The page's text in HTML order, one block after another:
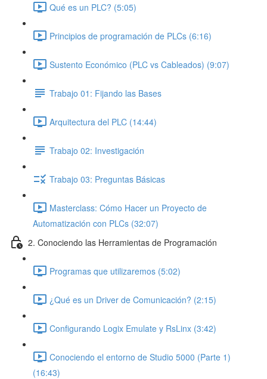
Qué es un PLC? (5:05)
Principios de programación de PLCs (6:16)
Sustento Económico (PLC vs Cableados) (9:07)
Trabajo 01: Fijando las Bases
Arquitectura del PLC (14:44)
Trabajo 02: Investigación
Trabajo 03: Preguntas Básicas
Masterclass: Cómo Hacer un Proyecto de
Automatización con PLCs (32:07)
2. Conociendo las Herramientas de Programación
Programas que utilizaremos (5:02)
¿Qué es un Driver de Comunicación? (2:15)
Configurando Logix Emulate y RsLinx (3:42)
Conociendo el entorno de Studio 5000 (Parte 1)
(16:43)